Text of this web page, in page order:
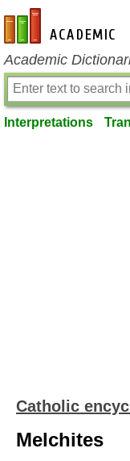
en-academic.com
Academic
Interpretations
Catholic
Melchites